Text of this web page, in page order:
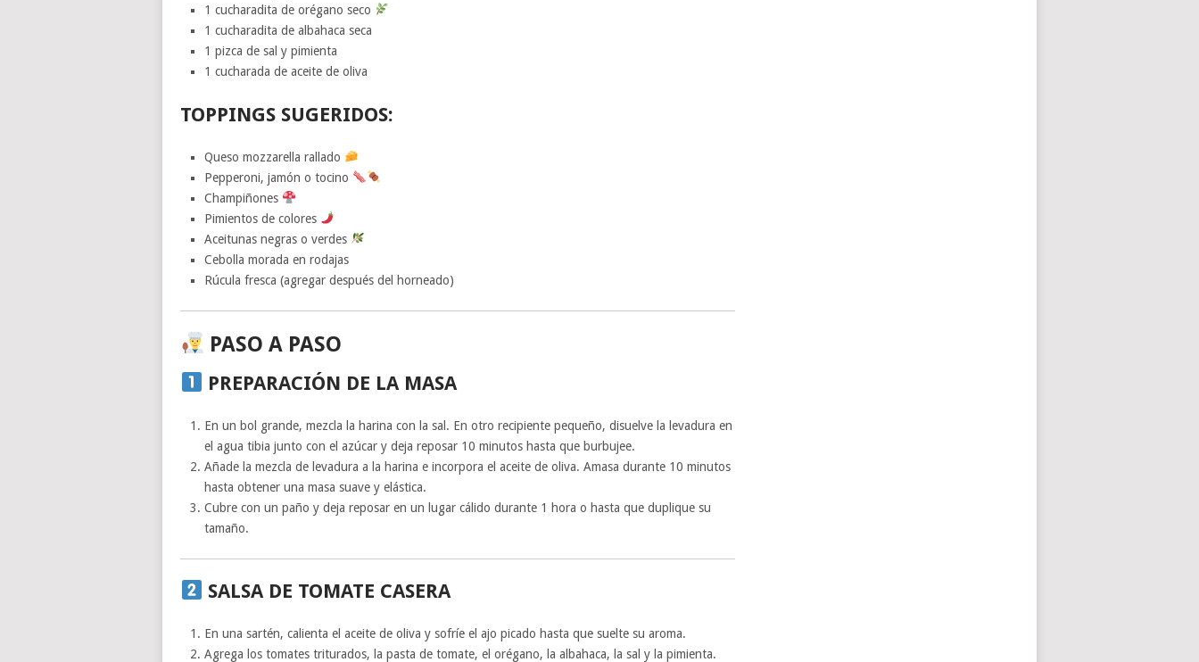
1 cucharadita de orégano seco
1 cucharadita de albahaca seca
1 pizca de sal y pimienta
1 cucharada de aceite de oliva
TOPPINGS SUGERIDOS:
Queso mozzarella rallado
Pepperoni, jamón o tocino
Champiñones
Pimientos de colores
Aceitunas negras o verdes
Cebolla morada en rodajas
Rúcula fresca (agregar después del horneado)
PASO A PASO
PREPARACIÓN DE LA MASA
En un bol grande, mezcla la harina con la sal. En otro recipiente pequeño, disuelve la levadura en
el agua tibia junto con el azúcar y deja reposar 10 minutos hasta que burbujee.
Añade la mezcla de levadura a la harina e incorpora el aceite de oliva. Amasa durante 10 minutos
hasta obtener una masa suave y elástica.
Cubre con un paño y deja reposar en un lugar cálido durante 1 hora o hasta que duplique su
tamaño.
SALSA DE TOMATE CASERA
En una sartén, calienta el aceite de oliva y sofríe el ajo picado hasta que suelte su aroma.
Agrega los tomates triturados, la pasta de tomate, el orégano, la albahaca, la sal y la pimienta.